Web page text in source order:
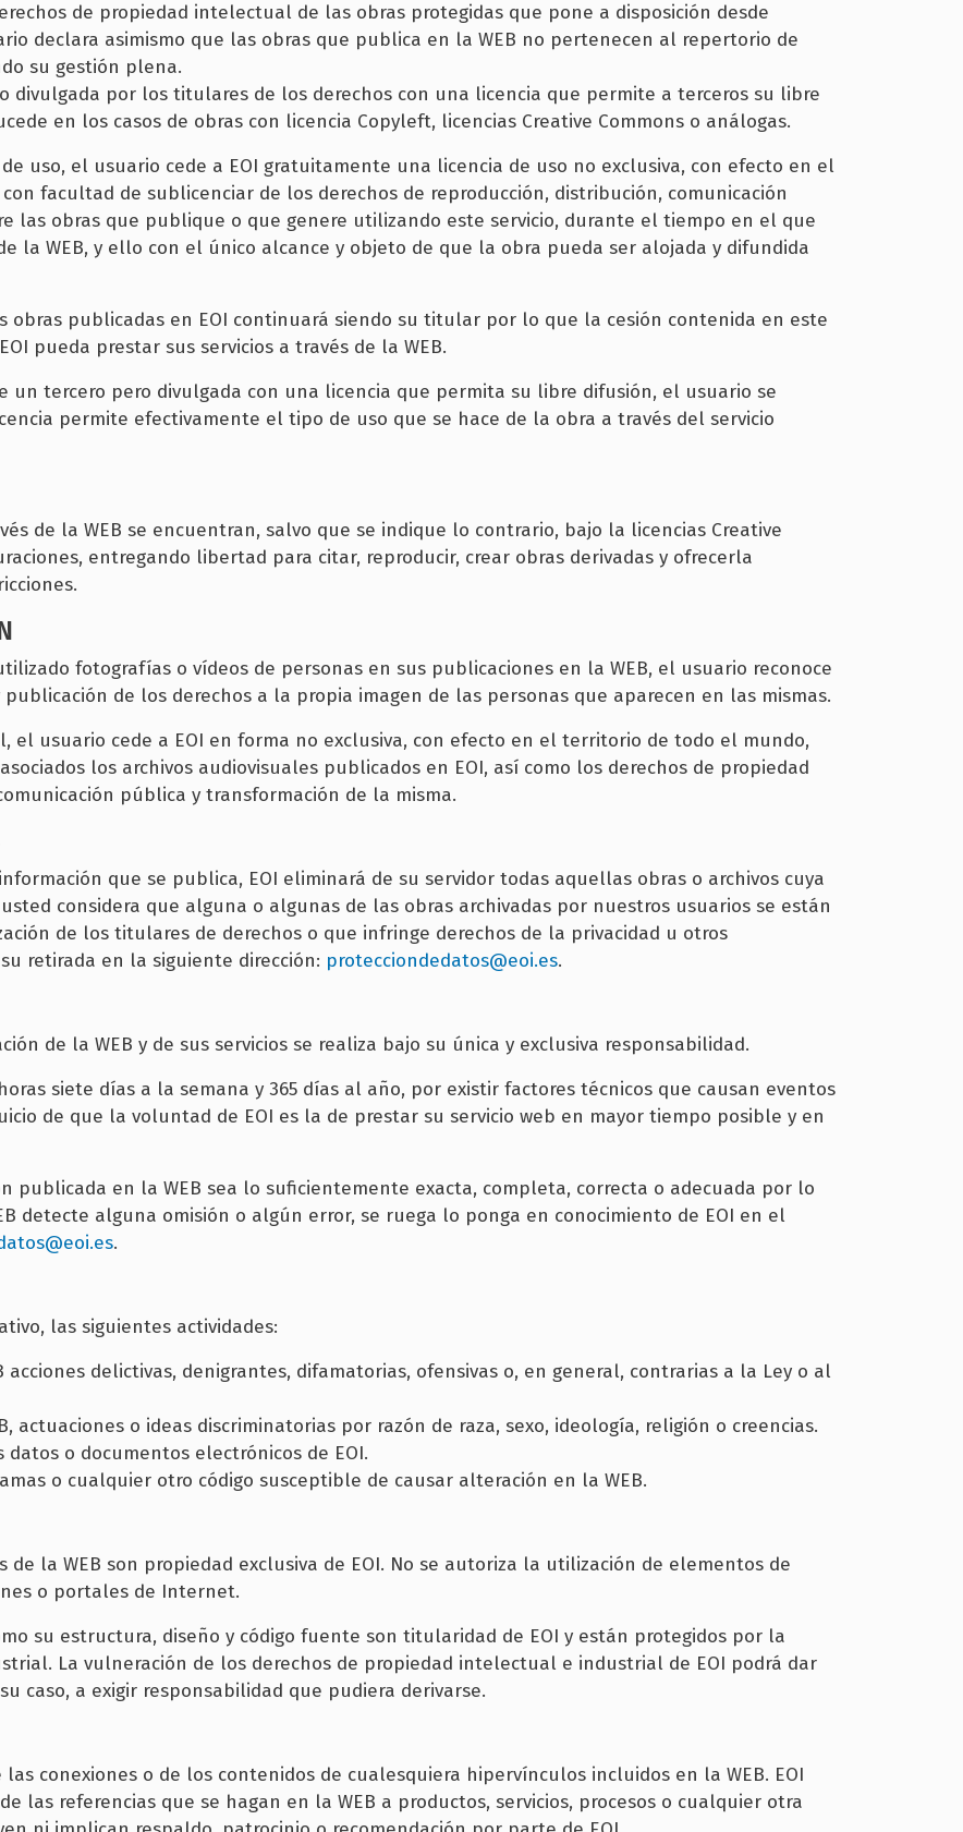
de propiedad intelectual de las obras protegidas que pone a disposición desde
declara asimismo que las obras que publica en la WEB no pertenecen al repertorio de
su gestión plena.
divulgada por los titulares de los derechos con una licencia que permite a terceros su libre
en los casos de obras con licencia Copyleft, licencias Creative Commons o análogas.
uso, el usuario cede a EOI gratuitamente una licencia de uso no exclusiva, con efecto en el
facultad de sublicenciar de los derechos de reproducción, distribución, comunicación
las obras que publique o que genere utilizando este servicio, durante el tiempo en el que
la WEB, y ello con el único alcance y objeto de que la obra pueda ser alojada y difundida
obras publicadas en EOI continuará siendo su titular por lo que la cesión contenida en este
pueda prestar sus servicios a través de la WEB.
un tercero pero divulgada con una licencia que permita su libre difusión, el usuario se
permite efectivamente el tipo de uso que se hace de la obra a través del servicio
de la WEB se encuentran, salvo que se indique lo contrario, bajo la licencias Creative
entregando libertad para citar, reproducir, crear obras derivadas y ofrecerla
fotografías o vídeos de personas en sus publicaciones en la WEB, el usuario reconoce
de los derechos a la propia imagen de las personas que aparecen en las mismas.
el usuario cede a EOI en forma no exclusiva, con efecto en el territorio de todo el mundo,
los archivos audiovisuales publicados en EOI, así como los derechos de propiedad
pública y transformación de la misma.
que se publica, EOI eliminará de su servidor todas aquellas obras o archivos cuya
considera que alguna o algunas de las obras archivadas por nuestros usuarios se están
de los titulares de derechos o que infringe derechos de la privacidad u otros
retirada en la siguiente dirección: protecciondedatos@eoi.es.
de la WEB y de sus servicios se realiza bajo su única y exclusiva responsabilidad.
siete días a la semana y 365 días al año, por existir factores técnicos que causan eventos
de que la voluntad de EOI es la de prestar su servicio web en mayor tiempo posible y en
publicada en la WEB sea lo suficientemente exacta, completa, correcta o adecuada por lo
detecte alguna omisión o algún error, se ruega lo ponga en conocimiento de EOI en el
.
las siguientes actividades:
acciones delictivas, denigrantes, difamatorias, ofensivas o, en general, contrarias a la Ley o al
actuaciones o ideas discriminatorias por razón de raza, sexo, ideología, religión o creencias.
o documentos electrónicos de EOI.
o cualquier otro código susceptible de causar alteración en la WEB.
de la WEB son propiedad exclusiva de EOI. No se autoriza la utilización de elementos de
o portales de Internet.
su estructura, diseño y código fuente son titularidad de EOI y están protegidos por la
La vulneración de los derechos de propiedad intelectual e industrial de EOI podrá dar
caso, a exigir responsabilidad que pudiera derivarse.
conexiones o de los contenidos de cualesquiera hipervínculos incluidos en la WEB. EOI
las referencias que se hagan en la WEB a productos, servicios, procesos o cualquier otra